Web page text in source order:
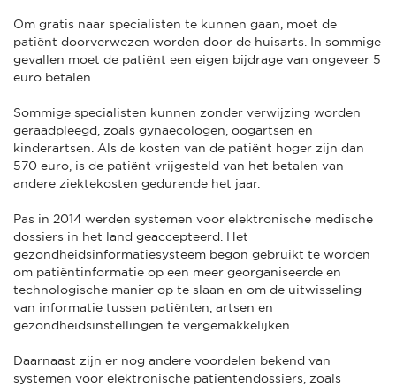
Om gratis naar specialisten te kunnen gaan, moet de
patiënt doorverwezen worden door de huisarts. In sommige
gevallen moet de patiënt een eigen bijdrage van ongeveer 5
euro betalen.
Sommige specialisten kunnen zonder verwijzing worden
geraadpleegd, zoals gynaecologen, oogartsen en
kinderartsen. Als de kosten van de patiënt hoger zijn dan
570 euro, is de patiënt vrijgesteld van het betalen van
andere ziektekosten gedurende het jaar.
Pas in 2014 werden systemen voor elektronische medische
dossiers in het land geaccepteerd. Het
gezondheidsinformatiesysteem begon gebruikt te worden
om patiëntinformatie op een meer georganiseerde en
technologische manier op te slaan en om de uitwisseling
van informatie tussen patiënten, artsen en
gezondheidsinstellingen te vergemakkelijken.
Daarnaast zijn er nog andere voordelen bekend van
systemen voor elektronische patiëntendossiers, zoals